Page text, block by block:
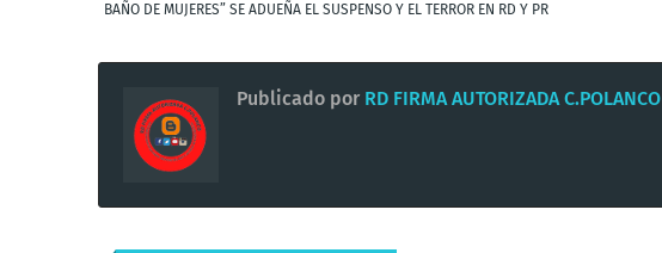
BAÑO DE MUJERES” SE ADUEÑA EL SUSPENSO Y EL TERROR EN RD Y PR
Publicado por RD FIRMA AUTORIZADA C.POLANCO